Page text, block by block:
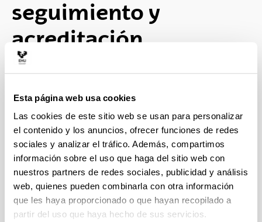
Esta página web usa cookies
Las cookies de este sitio web se usan para personalizar
el contenido y los anuncios, ofrecer funciones de redes
sociales y analizar el tráfico. Además, compartimos
información sobre el uso que haga del sitio web con
nuestros partners de redes sociales, publicidad y análisis
web, quienes pueden combinarla con otra información
que les haya proporcionado o que hayan recopilado a
partir del uso que haya hecho de sus servicios.
seguimiento y
acreditación
(Abre una nueva ventana)
Memoria Verificada (última versión) (pdf
4,913.09
)
(Abre una nueva ventana)
Informes de evaluación de UNIBASQ (pdf
329.64Kb)
(Abre una nueva ventana)
Informes de evaluación de ANECA y